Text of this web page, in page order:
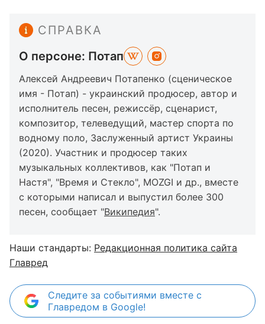
СПРАВКА
О персоне: Потап
Алексей Андреевич Потапенко (сценическое
имя - Потап) - украинский продюсер, автор и
исполнитель песен, режиссёр, сценарист,
композитор, телеведущий, мастер спорта по
водному поло, Заслуженный артист Украины
(2020). Участник и продюсер таких
музыкальных коллективов, как "Потап и
Настя", "Время и Стекло", MOZGI и др., вместе
с которыми написал и выпустил более 300
песен, сообщает "Википедия".
Наши стандарты: Редакционная политика сайта
Главред
Следите за событиями вместе с
Главредом в Google!